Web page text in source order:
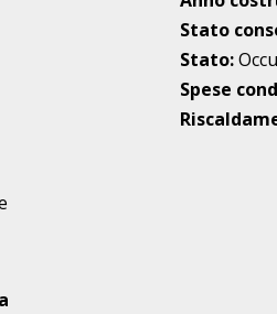
Stato
Stato:
Spese